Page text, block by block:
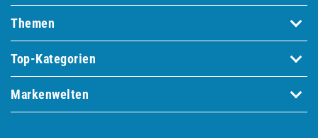
Themen
Top-Kategorien
Markenwelten